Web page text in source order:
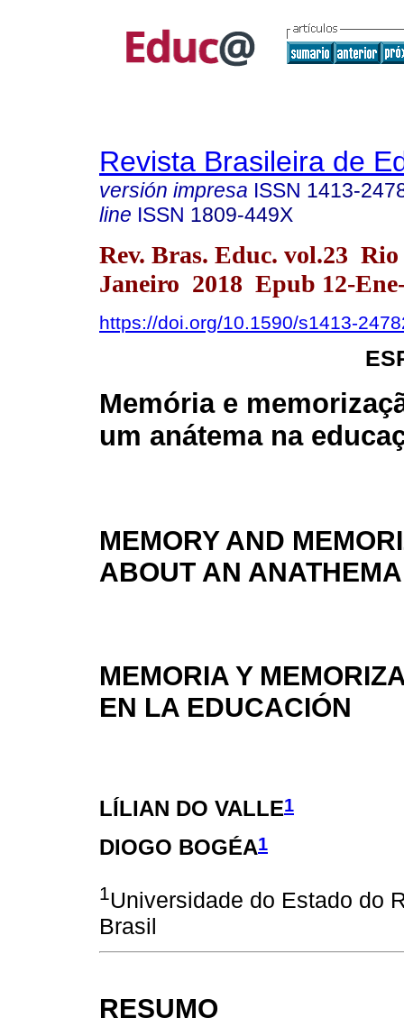
Revista Brasileira de
versión impresa ISSN 1413-
line ISSN 1809-449X
Rev. Bras. Educ. vol.23 Rio
Janeiro 2018 Epub 12-
https://doi.org/10.1590/s1413-
Memória e
um anátema na
MEMORY AND
ABOUT AN
MEMORIA Y
EN LA EDUCACIÓN
LÍLIAN DO VALLE1
DIOGO BOGÉA1
1Universidade do Estado do
Brasil
RESUMO